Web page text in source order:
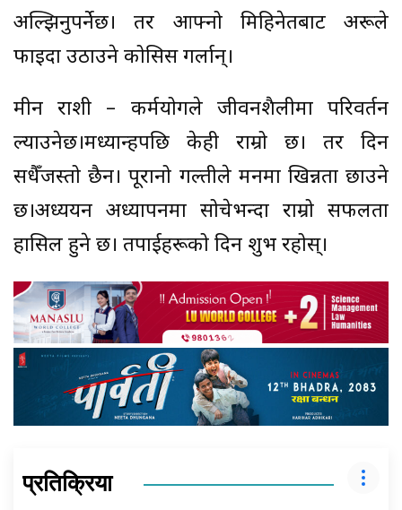
अल्झिनुपर्नेछ। तर आफ्नो मिहिनेतबाट अरूले
फाइदा उठाउने कोसिस गर्लान्।
मीन राशी – कर्मयोगले जीवनशैलीमा परिवर्तन
ल्याउनेछ।मध्यान्हपछि केही राम्रो छ। तर दिन
सधैँजस्तो छैन। पूरानो गल्तीले मनमा खिन्नता छाउने
छ।अध्ययन अध्यापनमा सोचेभन्दा राम्रो सफलता
हासिल हुने छ। तपाईहरूको दिन शुभ रहोस्।
प्रतिक्रिया